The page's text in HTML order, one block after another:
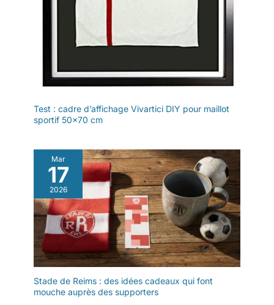
Test : cadre d’affichage Vivartici DIY pour maillot
sportif 50×70 cm
Mar
17
2026
Stade de Reims : des idées cadeaux qui font
mouche auprès des supporters